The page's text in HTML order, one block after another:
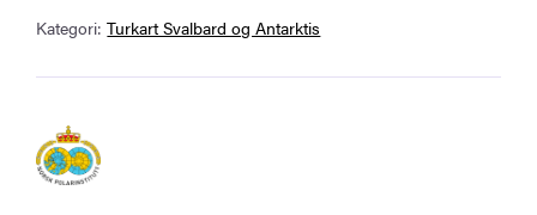
Kategori:Turkart Svalbard og Antarktis